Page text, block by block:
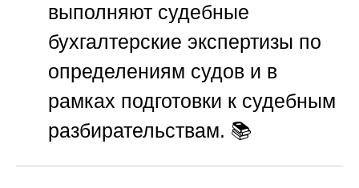
выполняют судебные
бухгалтерские экспертизы по
определениям судов и в
рамках подготовки к судебным
разбирательствам. 📚